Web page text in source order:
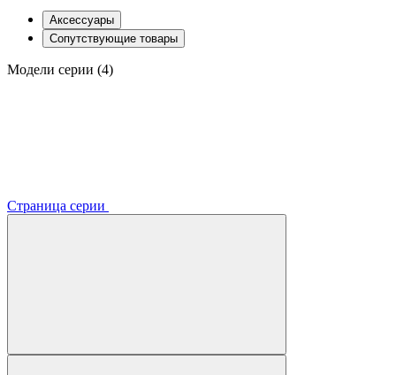
Аксессуары
Сопутствующие товары
Модели серии (4)
Страница серии